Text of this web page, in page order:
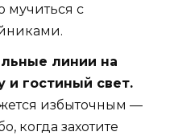
мучиться с
линии на
и гостиный свет.
избыточным —
когда захотите